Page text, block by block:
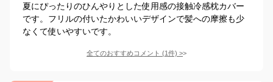
夏にぴったりのひんやりとした使用感の接触冷感枕カバー
です。フリルの付いたかわいいデザインで髪への摩擦も少
なくて使いやすいです。
全てのおすすめコメント (1件) >